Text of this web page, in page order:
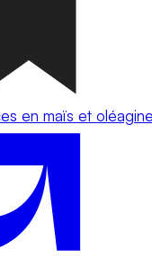
en maïs et